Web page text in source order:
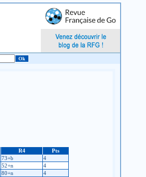
R4
Pts
73+b
4
52+n
4
80+n
4